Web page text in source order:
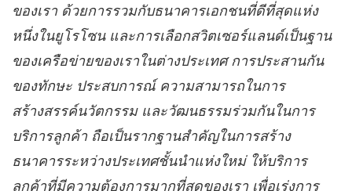
ของเรา ด้วยการรวมกับธนาคารเอกชนที่ดีที่สุดแห่ง
หนึ่งในยูโรโซน และการเลือกสวิตเซอร์แลนด์เป็นฐาน
ของเครือข่ายของเราในต่างประเทศ การประสานกัน
ของทักษะ ประสบการณ์ ความสามารถในการ
สร้างสรรค์นวัตกรรม และวัฒนธรรมร่วมกันในการ
บริการลูกค้า ถือเป็นรากฐานสำคัญในการสร้าง
ธนาคารระหว่างประเทศชั้นนำแห่งใหม่ ให้บริการ
ลูกค้าที่มีความต้องการมากที่สุดของเรา เพื่อเร่งการ